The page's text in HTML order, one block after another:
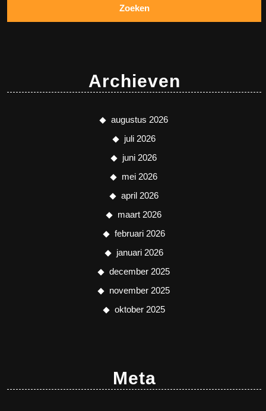
Archieven
augustus 2026
juli 2026
juni 2026
mei 2026
april 2026
maart 2026
februari 2026
januari 2026
december 2025
november 2025
oktober 2025
Meta